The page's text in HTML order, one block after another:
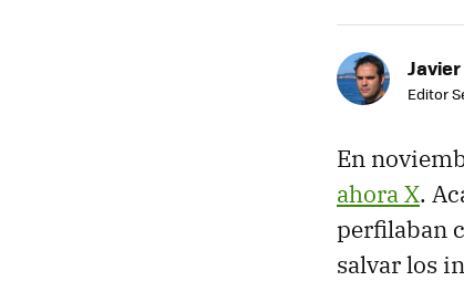
Editor
En
ahora X.
perfilaban
salvar los